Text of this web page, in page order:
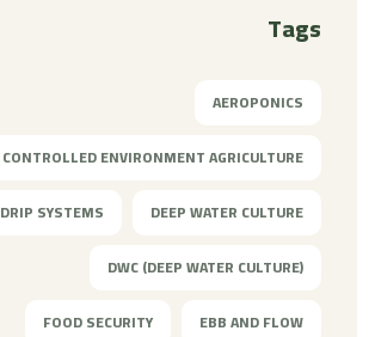
Tags
AEROPONICS
CONTROLLED ENVIRONMENT AGRICULTURE
DEEP WATER CULTURE
DRIP SYSTEMS
DWC (DEEP WATER CULTURE)
EBB AND FLOW
FOOD SECURITY